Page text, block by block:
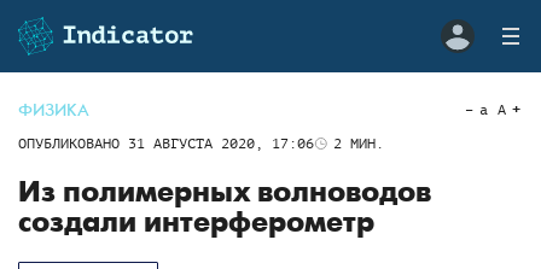
ФИЗИКА
ОПУБЛИКОВАНО 31 АВГУСТА 2020, 17:06 2 МИН.
a A
Из полимерных волноводов
создали интерферометр